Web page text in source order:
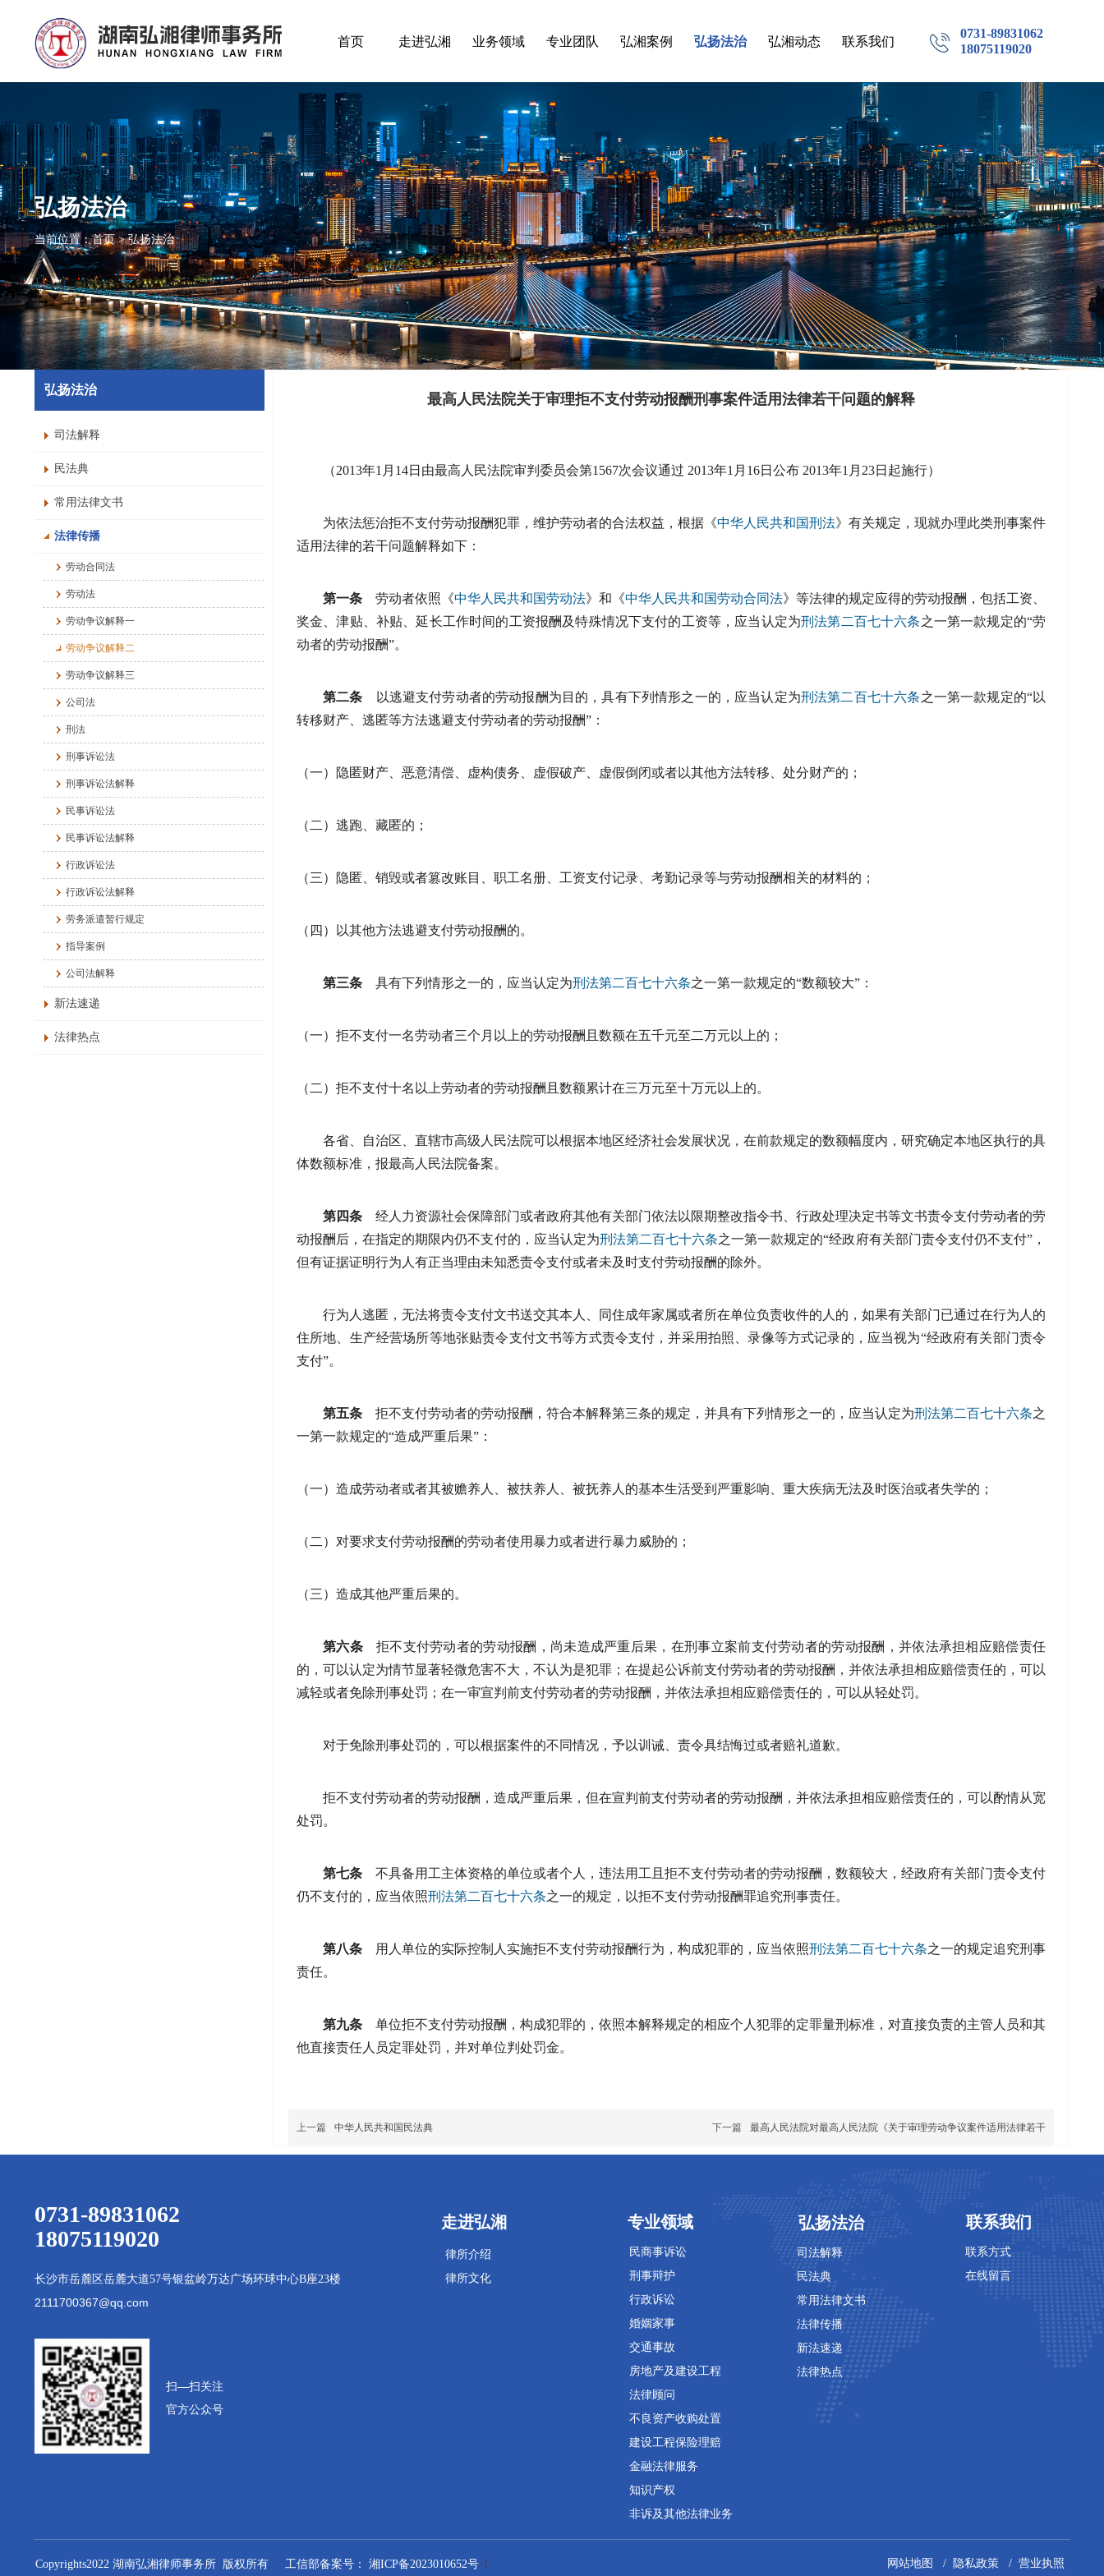
0731-89831062
18075119020
首页 走进弘湘 业务领域 专业团队 弘湘案例 弘扬法治 弘湘动态 联系我们
弘扬法治
当前位置：首页 > 弘扬法治
弘扬法治
司法解释
民法典
常用法律文书
法律传播
劳动合同法
劳动法
劳动争议解释一
劳动争议解释二
劳动争议解释三
公司法
刑法
刑事诉讼法
刑事诉讼法解释
民事诉讼法
民事诉讼法解释
行政诉讼法
行政诉讼法解释
劳务派遣暂行规定
指导案例
公司法解释
新法速递
法律热点
最高人民法院关于审理拒不支付劳动报酬刑事案件适用法律若干问题的解释
（2013年1月14日由最高人民法院审判委员会第1567次会议通过 2013年1月16日公布 2013年1月23日起施行）
为依法惩治拒不支付劳动报酬犯罪，维护劳动者的合法权益，根据《中华人民共和国刑法》有关规定，现就办理此类刑事案件
适用法律的若干问题解释如下：
第一条 劳动者依照《中华人民共和国劳动法》和《中华人民共和国劳动合同法》等法律的规定应得的劳动报酬，包括工资、
奖金、津贴、补贴、延长工作时间的工资报酬及特殊情况下支付的工资等，应当认定为刑法第二百七十六条之一第一款规定的“劳
动者的劳动报酬”。
第二条 以逃避支付劳动者的劳动报酬为目的，具有下列情形之一的，应当认定为刑法第二百七十六条之一第一款规定的“以
转移财产、逃匿等方法逃避支付劳动者的劳动报酬”：
（一）隐匿财产、恶意清偿、虚构债务、虚假破产、虚假倒闭或者以其他方法转移、处分财产的；
（二）逃跑、藏匿的；
（三）隐匿、销毁或者篡改账目、职工名册、工资支付记录、考勤记录等与劳动报酬相关的材料的；
（四）以其他方法逃避支付劳动报酬的。
第三条 具有下列情形之一的，应当认定为刑法第二百七十六条之一第一款规定的“数额较大”：
（一）拒不支付一名劳动者三个月以上的劳动报酬且数额在五千元至二万元以上的；
（二）拒不支付十名以上劳动者的劳动报酬且数额累计在三万元至十万元以上的。
各省、自治区、直辖市高级人民法院可以根据本地区经济社会发展状况，在前款规定的数额幅度内，研究确定本地区执行的具
体数额标准，报最高人民法院备案。
第四条
经人力资源社会保障部门或者政府其他有关部门依法以限期整改指令书、行政处理决定书等文书责令支付劳动者的劳
动报酬后，在指定的期限内仍不支付的，应当认定为刑法第二百七十六条之一第一款规定的“经政府有关部门责令支付仍不支付”，
但有证据证明行为人有正当理由未知悉责令支付或者未及时支付劳动报酬的除外。
行为人逃匿，无法将责令支付文书送交其本人、同住成年家属或者所在单位负责收件的人的，如果有关部门已通过在行为人的
住所地、生产经营场所等地张贴责令支付文书等方式责令支付，并采用拍照、录像等方式记录的，应当视为“经政府有关部门责令
支付”。
第五条 拒不支付劳动者的劳动报酬，符合本解释第三条的规定，并具有下列情形之一的，应当认定为刑法第二百七十六条之
一第一款规定的“造成严重后果”：
（一）造成劳动者或者其被赡养人、被扶养人、被抚养人的基本生活受到严重影响、重大疾病无法及时医治或者失学的；
（二）对要求支付劳动报酬的劳动者使用暴力或者进行暴力威胁的；
（三）造成其他严重后果的。
第六条
拒不支付劳动者的劳动报酬，尚未造成严重后果，在刑事立案前支付劳动者的劳动报酬，并依法承担相应赔偿责任
的，可以认定为情节显著轻微危害不大，不认为是犯罪；在提起公诉前支付劳动者的劳动报酬，并依法承担相应赔偿责任的，可以
减轻或者免除刑事处罚；在一审宣判前支付劳动者的劳动报酬，并依法承担相应赔偿责任的，可以从轻处罚。
对于免除刑事处罚的，可以根据案件的不同情况，予以训诫、责令具结悔过或者赔礼道歉。
拒不支付劳动者的劳动报酬，造成严重后果，但在宣判前支付劳动者的劳动报酬，并依法承担相应赔偿责任的，可以酌情从宽
处罚。
第七条
不具备用工主体资格的单位或者个人，违法用工且拒不支付劳动者的劳动报酬，数额较大，经政府有关部门责令支付
仍不支付的，应当依照刑法第二百七十六条之一的规定，以拒不支付劳动报酬罪追究刑事责任。
第八条 用人单位的实际控制人实施拒不支付劳动报酬行为，构成犯罪的，应当依照刑法第二百七十六条之一的规定追究刑事
责任。
第九条
单位拒不支付劳动报酬，构成犯罪的，依照本解释规定的相应个人犯罪的定罪量刑标准，对直接负责的主管人员和其
他直接责任人员定罪处罚，并对单位判处罚金。
上一篇 中华人民共和国民法典 下一篇 最高人民法院对最高人民法院《关于审理劳动争议案件适用法律若干
律所介绍
律所文化
专业领域
走进弘湘
民商事诉讼
刑事辩护
行政诉讼
婚姻家事
交通事故
房地产及建设工程
法律顾问
不良资产收购处置
建设工程保险理赔
金融法律服务
知识产权
非诉及其他法律业务
专业领域
专业领域
司法解释
民法典
常用法律文书
法律传播
新法速递
法律热点
专业领域
弘扬法治
联系方式
在线留言
专业领域
联系我们
长沙市岳麓区岳麓大道57号银盆岭万达广场环球中心B座23楼
2111700367@qq.com
0731-89831062
18075119020
扫—扫关注
官方公众号
Copyrights2022 湖南弘湘律师事务所 版权所有 工信部备案号： 湘ICP备2023010652号-1 网站地图 / 隐私政策 / 营业执照